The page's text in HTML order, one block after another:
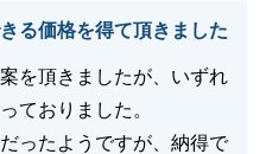
る
る価格を得て頂きました
を頂きましたが、いずれ
ておりました。
ったようですが、納得で